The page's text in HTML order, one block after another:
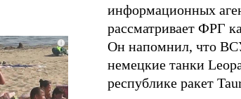
информационных
рассматривает ФРГ
Он напомнил, что
немецкие танки
республике ракет